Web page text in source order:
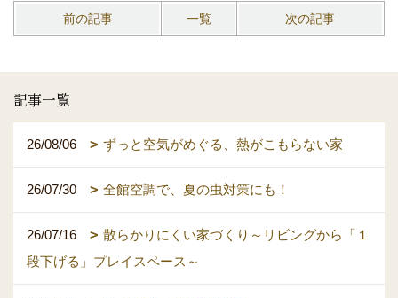
前の記事 一覧 次の記事
記事一覧
26/08/06 ずっと空気がめぐる、熱がこもらない家
26/07/30 全館空調で、夏の虫対策にも！
26/07/16
散らかりにくい家づくり～リビングから「１
段下げる」プレイスペース～